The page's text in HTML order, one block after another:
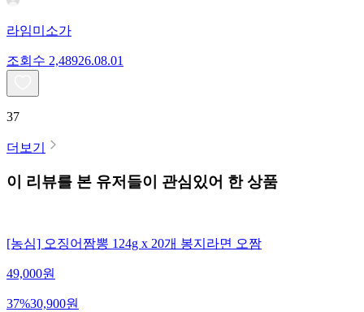
라임미소가
조회수 2,48926.08.01
37
더보기
이 리뷰를 본 유저들이 관심있어 한 상품
[농심] 오징어짬뽕 124g x 20개 봉지라면 오짬
49,000원
37%30,900원